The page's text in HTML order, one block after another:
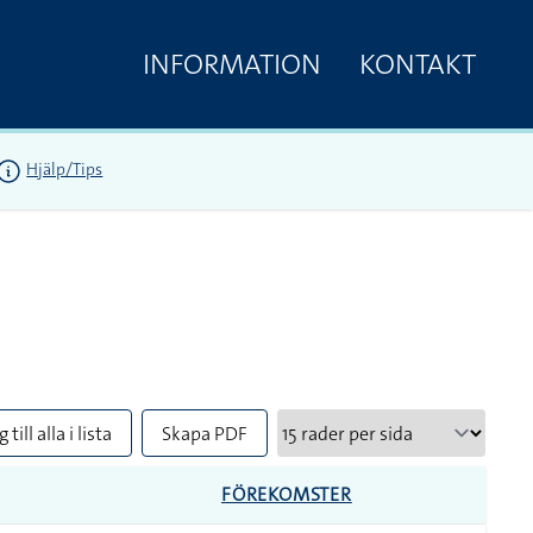
INFORMATION KONTAKT
Hjälp/Tips
till alla i lista Skapa PDF
FÖREKOMSTER